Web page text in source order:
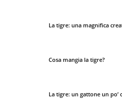
La tigre: una magnifica
Cosa mangia la tigre?
La tigre: un gattone un po’